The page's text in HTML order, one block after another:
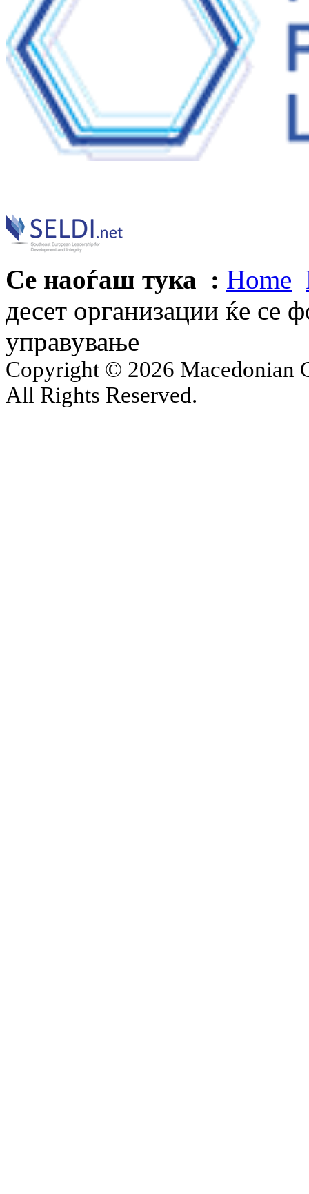
Се наоѓаш тука : Home
десет организации ќе се
управување
Copyright © 2026 Macedonian
All Rights Reserved.